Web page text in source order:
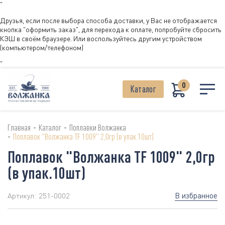
"
Друзья, если после выбора способа доставки, у Вас не отображается
кнопка "оформить заказ", для перехода к оплате, попробуйте сбросить
КЭШ в своём браузере. Или воспользуйтесь другим устройством
(компьютером/телефоном)
"
Каталог 0
Главная - Каталог - Поплавки Волжанка
- Поплавок "Волжанка TF 1009" 2,0гр (в упак.10шт)
Поплавок "Волжанка TF 1009" 2,0гр
(в упак.10шт)
Артикул: 251-0002 В избранное